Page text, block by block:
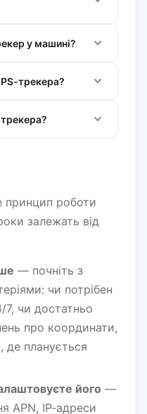
у машині?
трекера?
принцип роботи
залежать від
— почніть з
чи потрібен
7, чи достатньо
про координати,
де планується
його —
APN, IP-адреси